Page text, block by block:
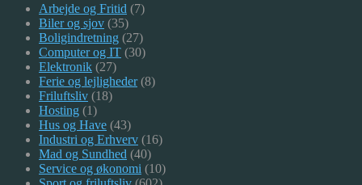
Arbejde og Fritid (7)
Biler og sjov (35)
Boligindretning (27)
Computer og IT (30)
Elektronik (27)
Ferie og lejligheder(8)
Friluftsliv (18)
Hosting (1)
Hus og Have (43)
Industri og Erhverv (16)
Mad og Sundhed (40)
Service og økonomi (10)